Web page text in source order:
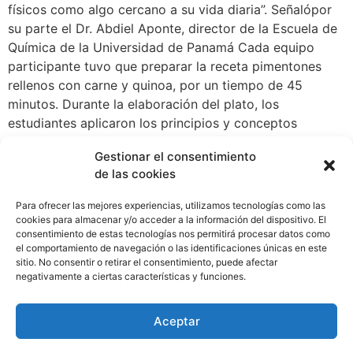
Gestionar el consentimiento
de las cookies
Para ofrecer las mejores experiencias, utilizamos tecnologías como las
cookies para almacenar y/o acceder a la información del dispositivo. El
consentimiento de estas tecnologías nos permitirá procesar datos como
el comportamiento de navegación o las identificaciones únicas en este
sitio. No consentir o retirar el consentimiento, puede afectar
negativamente a ciertas características y funciones.
Aceptar
físicos como algo cercano a su vida diaria”. Señalópor
su parte el Dr. Abdiel Aponte, director de la Escuela de
Química de la Universidad de Panamá Cada equipo
participante tuvo que preparar la receta pimentones
rellenos con carne y quinoa, por un tiempo de 45
minutos. Durante la elaboración del plato, los
estudiantes aplicaron los principios y conceptos
calificador. Así mismo, explicaron el uso del Sistema
Internacional de Medidas y las transformaciones que
aplicaron en la receta. El jurado calificador estuvo
conformado por profesores de la Escuela de Química
de la Universidad de Panamá y por chefs reconocidos
del país, quienes en la evaluación tomaron en cuenta las
explicaciones científicas, la manipulación de los
preparada como resultado final presentado por los
estudiantes.